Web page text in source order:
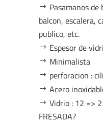
Pasamanos
balcon, escalera,
publico, etc.
Espesor de
Minimalista
perforacion :
Acero
Vidrio : 12 =>
FRESADA?